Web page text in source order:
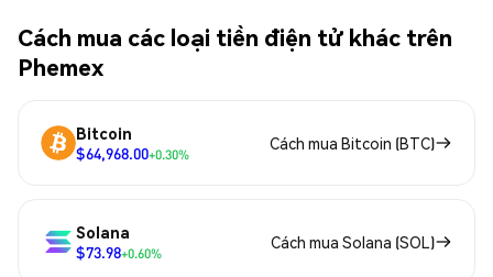
Cách mua các loại tiền điện tử khác trên
Phemex
Bitcoin
$64,968.00+0.30%
Cách mua Bitcoin (BTC)
Solana
$73.98+0.60%
Cách mua Solana (SOL)